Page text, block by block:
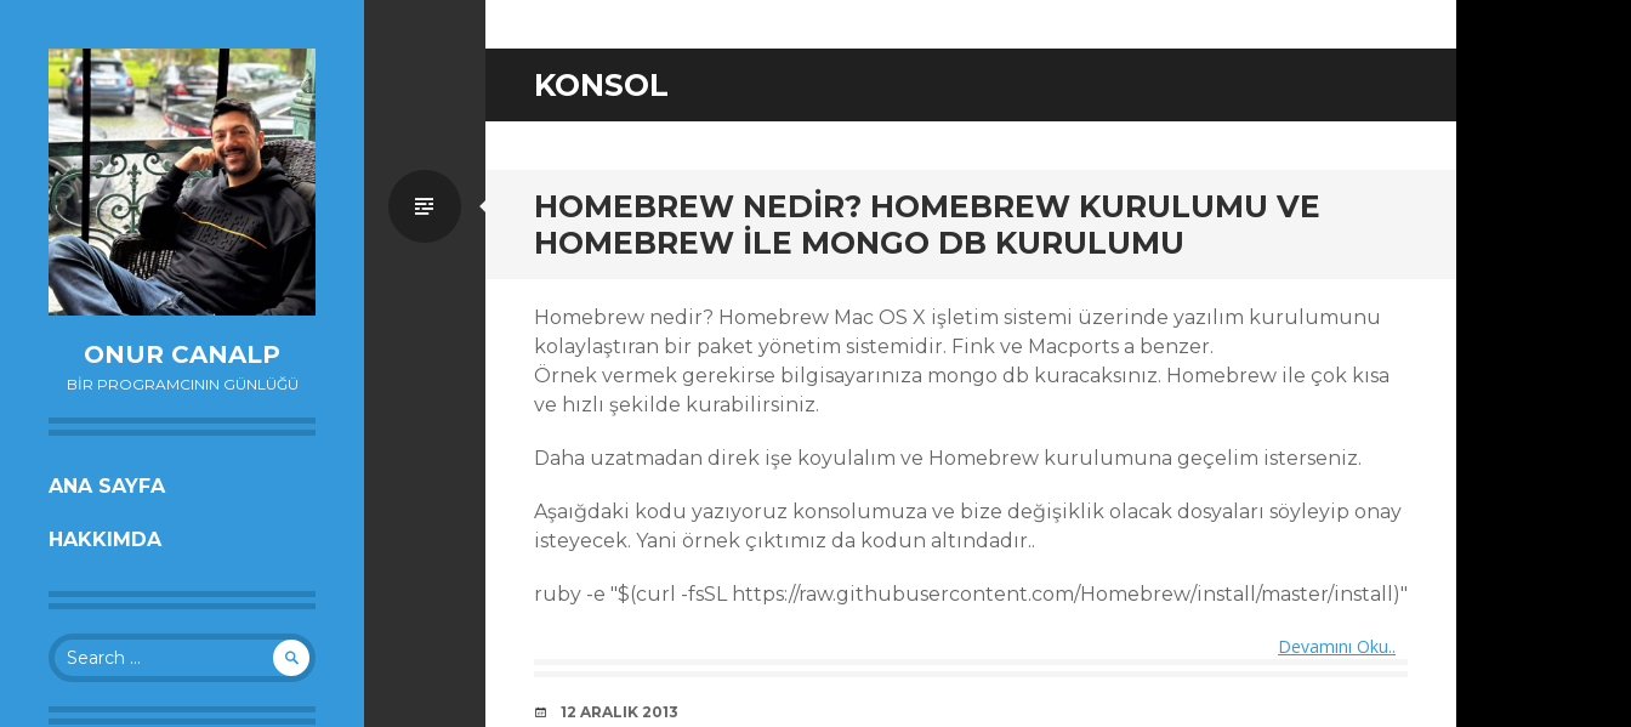
ONUR CANALP
BIR PROGRAMCININ GÜNLÜĞÜ
SKIP
CONTENT
ANA SAYFA
HAKKIMDA
Search
for:
KONSOL
HOMEBREW NEDIR? HOMEBREW KURULUMU VE
HOMEBREW ILE MONGO DB KURULUMU
Standard
Homebrew nedir? Homebrew Mac OS X işletim sistemi üzerinde yazılım kurulumunu
kolaylaştıran bir paket yönetim sistemidir. Fink ve Macports a benzer.
Örnek vermek gerekirse bilgisayarınıza mongo db kuracaksınız. Homebrew ile çok kısa
ve hızlı şekilde kurabilirsiniz.
Daha uzatmadan direk işe koyulalım ve Homebrew kurulumuna geçelim isterseniz.
Aşaığdaki kodu yazıyoruz konsolumuza ve bize değişiklik olacak dosyaları söyleyip onay
isteyecek. Yani örnek çıktımız da kodun altındadır..
ruby -e "$(curl -fsSL https://raw.githubusercontent.com/Homebrew/install/master/install)"
Devamını Oku..
DATE
12 ARALIK 2013